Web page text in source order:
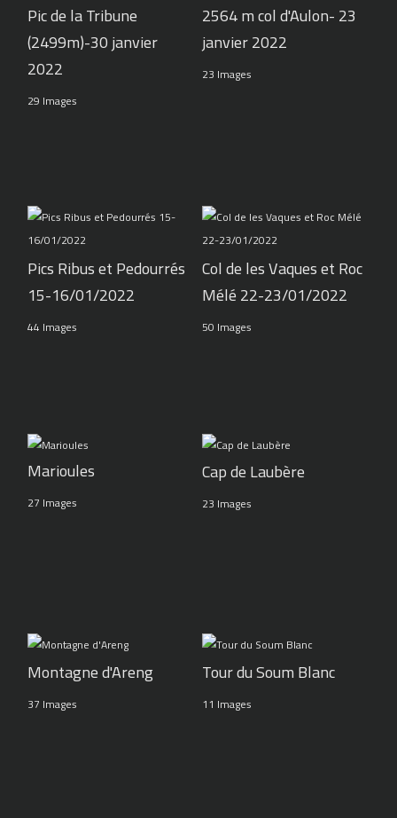
Pic de la Tribune
(2499m)-30 janvier
2022
29 Images
2564 m col d'Aulon- 23
janvier 2022
23 Images
Pics Ribus et Pedourrés
15-16/01/2022
44 Images
Col de les Vaques et Roc
Mélé 22-23/01/2022
50 Images
Marioules
27 Images
Cap de Laubère
23 Images
Montagne d'Areng
37 Images
Tour du Soum Blanc
11 Images